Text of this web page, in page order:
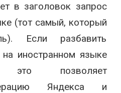
в заголовок запрос
(тот самый, который
Если разбавить
иностранном языке
это позволяет
Яндекса и